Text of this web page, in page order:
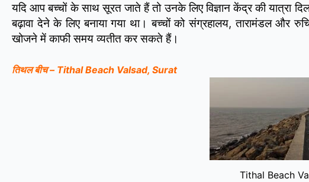
यदि आप बच्चों के साथ सूरत जाते हैं तो उनके लिए विज्ञान केंद्र की यात्रा
बढ़ावा देने के लिए बनाया गया था। बच्चों को संग्रहालय, तारामंडल और
खोजने में काफी समय व्यतीत कर सकते हैं।
तिथल बीच – Tithal Beach Valsad, Surat
Tithal Beach